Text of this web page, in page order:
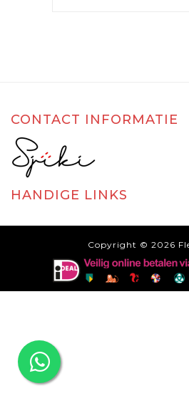
CONTACT INFORMATIE
HANDIGE LINKS
Copyright © 2026